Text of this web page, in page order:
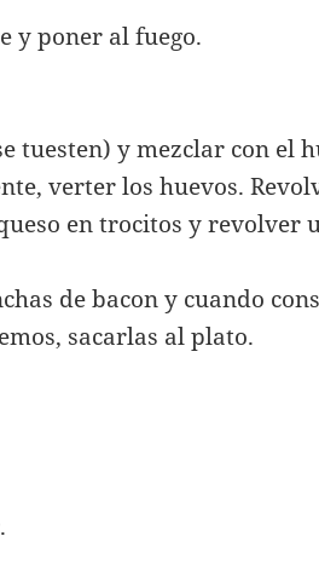
y poner al fuego.
tuesten) y mezclar con el
verter los huevos.
en trocitos y revolver
de bacon y cuando
sacarlas al plato.